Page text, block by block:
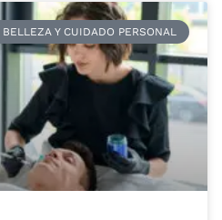
Y CUIDADO PERSONAL